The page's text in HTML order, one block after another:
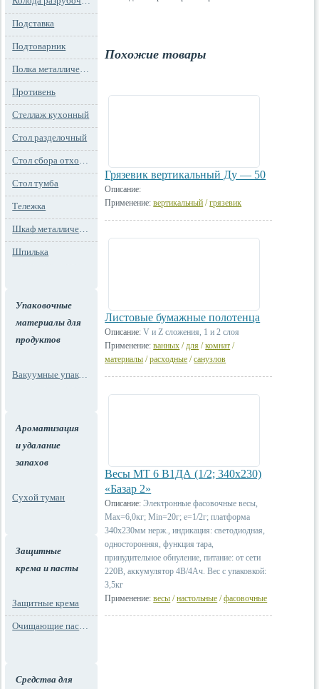
Подставка
Подтоварник
Полка металлическая
Противень
Стеллаж кухонный
Стол разделочный
Стол сбора отходов
Стол тумба
Тележка
Шкаф металлический
Шпилька
Упаковочные
материалы для
продуктов
Вакуумные упаковки
Ароматизация
и удалание
запахов
Сухой туман
Защитные
крема и пасты
Защитные крема
Очищающие пасты для рук
Средства для
Похожие товары
Грязевик вертикальный Ду — 50
Описание:
Применение: вертикальный /грязевик
Листовые бумажные полотенца
Описание: V и Z сложения, 1 и 2 слоя
Применение: ванных /для /комнат /
материалы /расходные /санузлов
Весы МТ 6 В1ДА (1/2; 340х230)
«Базар 2»
Описание: Электронные фасовочные весы,
Max=6,0кг; Min=20г; e=1/2г; платформа
340х230мм нерж., индикация: светодиодная,
односторонняя, функция тара,
принудительное обнуление, питание: от сети
220В, аккумулятор 4В/4Ач. Вес с упаковкой:
3,5кг
Применение: весы /настольные /фасовочные